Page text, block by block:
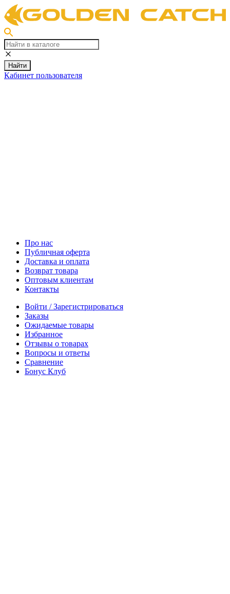
Найти
Кабинет пользователя
Про нас
Публичная оферта
Доставка и оплата
Возврат товара
Оптовым клиентам
Контакты
Войти / Зарегистрироваться
Заказы
Ожидаемые товары
Избранное
Отзывы о товарах
Вопросы и ответы
Сравнение
Бонус Клуб